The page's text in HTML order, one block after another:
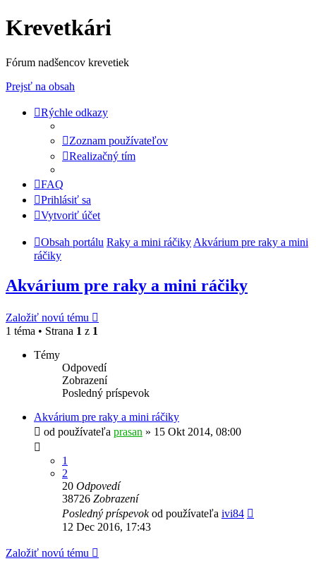
Krevetkári
Fórum nadšencov krevetiek
Prejsť na obsah
Rýchle odkazy
Zoznam používateľov
Realizačný tím
FAQ
Prihlásiť sa
Vytvoriť účet
Obsah portálu Raky a mini ráčiky Akvárium pre raky a mini
ráčiky
Akvárium pre raky a mini ráčiky
Založiť novú tému
1 téma • Strana 1 z 1
Témy
Odpovedí
Zobrazení
Posledný príspevok
Akvárium pre raky a mini ráčiky
od používateľa prasan » 15 Okt 2014, 08:00
1
2
20 Odpovedí
38726 Zobrazení
Posledný príspevokod používateľa ivi84
12 Dec 2016, 17:43
Založiť novú tému